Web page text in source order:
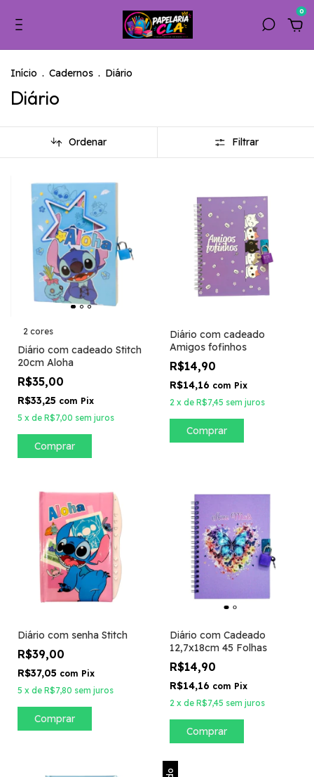
0
Início . Cadernos . Diário
Diário
Ordenar Filtrar
2 cores
Diário com cadeado Stitch
20cm Aloha
R$35,00
R$33,25 com Pix
5 x de R$7,00 sem juros
Comprar
Diário com cadeado
Amigos fofinhos
R$14,90
R$14,16 com Pix
2 x de R$7,45 sem juros
Diário com senha Stitch
R$39,00
R$37,05 com Pix
5 x de R$7,80 sem juros
Diário com Cadeado
12,7x18cm 45 Folhas
R$14,90
R$14,16 com Pix
2 x de R$7,45 sem juros
Comprar